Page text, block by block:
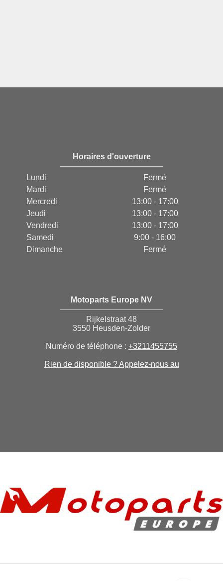
Horaires d'ouverture
Lundi
Fermé
Mardi
Fermé
Mercredi
13:00 - 17:00
Jeudi
13:00 - 17:00
Vendredi
13:00 - 17:00
Samedi
9:00 - 16:00
Dimanche
Fermé
Motoparts Europe NV
Rijkelstraat 48
3550 Heusden-Zolder
Numéro de téléphone : +3211455755
Rien de disponible ? Appelez-nous au